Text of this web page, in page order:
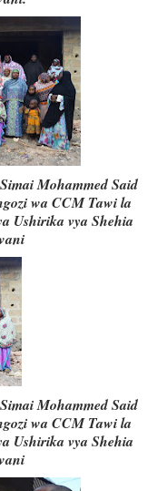
Mohammed Said
wa CCM Tawi la
Ushirika vya Shehia
Mohammed Said
wa CCM Tawi la
Ushirika vya Shehia